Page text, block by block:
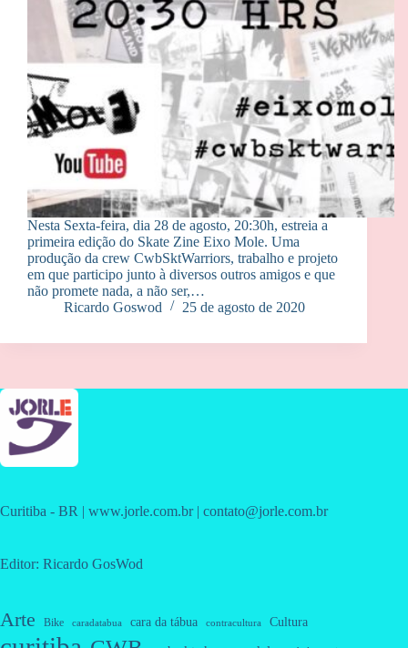
Nesta Sexta-feira, dia 28 de agosto, 20:30h, estreia a
primeira edição do Skate Zine Eixo Mole. Uma
produção da crew CwbSktWarriors, trabalho e projeto
em que participo junto à diversos outros amigos e que
não promete nada, a não ser,…
Ricardo Goswod
25 de agosto de 2020
Curitiba - BR | www.jorle.com.br | contato@jorle.com.br
Editor: Ricardo GosWod
Arte Bike caradatabua cara da tábua contracultura Cultura